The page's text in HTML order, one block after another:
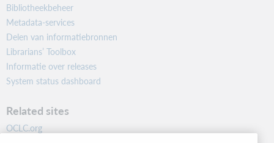
Bibliotheekbeheer
Metadata-services
Delen van informatiebronnen
Librarians’ Toolbox
Informatie over releases
System status dashboard
Related sites
OCLC.org